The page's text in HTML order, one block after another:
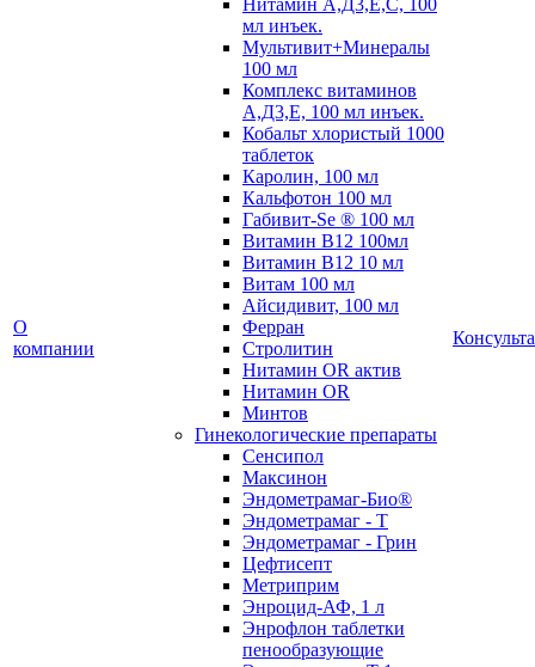
О
компании
Нитамин А,Д3,Е,С, 100
мл инъек.
Мультивит+Минералы
100 мл
Комплекс витаминов
А,Д3,Е, 100 мл инъек.
Кобальт хлористый 1000
таблеток
Каролин, 100 мл
Кальфотон 100 мл
Габивит-Se ® 100 мл
Витамин В12 100мл
Витамин В12 10 мл
Витам 100 мл
Айсидивит, 100 мл
Ферран
Стролитин
Нитамин OR актив
Нитамин OR
Минтов
Гинекологические препараты
Сенсипол
Максинон
Эндометрамаг-Био®
Эндометрамаг - Т
Эндометрамаг - Грин
Цефтисепт
Метриприм
Энроцид-АФ, 1 л
Энрофлон таблетки
пенообразующие